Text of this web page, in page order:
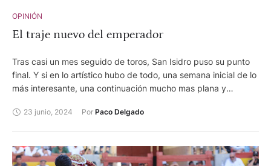
OPINIÓN
El traje nuevo del emperador
Tras casi un mes seguido de toros, San Isidro puso su punto
final. Y si en lo artístico hubo de todo, una semana inicial de lo
más interesante, una continuación mucho mas plana y
cuanto a asistencia ha sido todo un éxito.
23 junio, 2024 Por Paco Delgado